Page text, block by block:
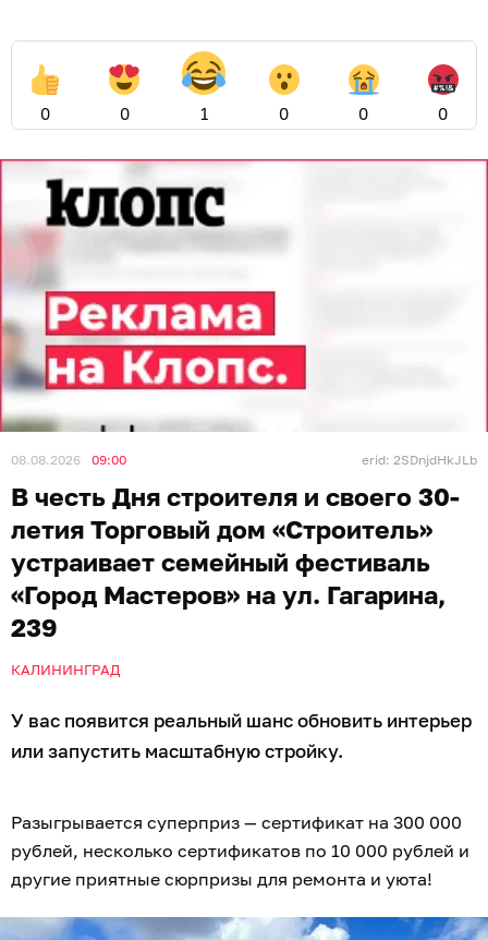
0 0 1 0 0 0
08.08.2026 09:00 erid: 2SDnjdHkJLb
В честь Дня строителя и своего 30-
летия Торговый дом «Строитель»
устраивает семейный фестиваль
«Город Мастеров» на ул. Гагарина,
239
КАЛИНИНГРАД
У вас появится реальный шанс обновить интерьер
или запустить масштабную стройку.
Разыгрывается суперприз — сертификат на 300 000
рублей, несколько сертификатов по 10 000 рублей и
другие приятные сюрпризы для ремонта и уюта!